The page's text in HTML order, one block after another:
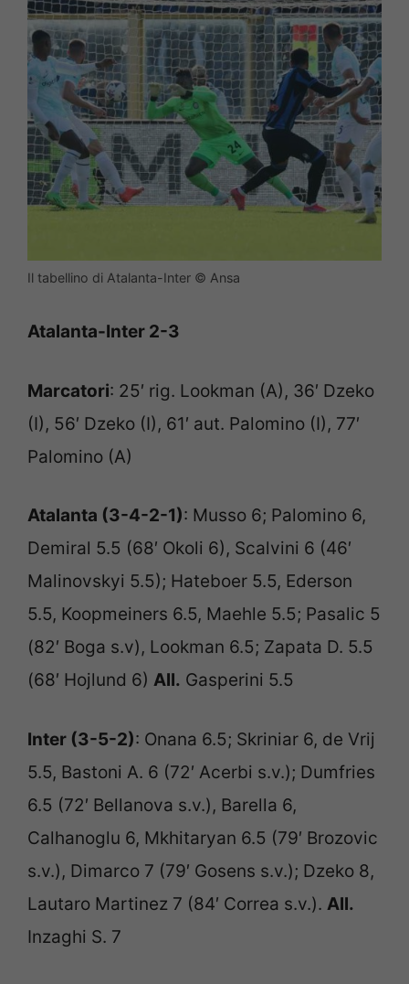
Il tabellino di Atalanta-Inter © Ansa
Atalanta-Inter 2-3
Marcatori: 25′ rig. Lookman (A), 36′ Dzeko
(I), 56′ Dzeko (I), 61′ aut. Palomino (I), 77′
Palomino (A)
Atalanta (3-4-2-1): Musso 6; Palomino 6,
Demiral 5.5 (68′ Okoli 6), Scalvini 6 (46′
Malinovskyi 5.5); Hateboer 5.5, Ederson
5.5, Koopmeiners 6.5, Maehle 5.5; Pasalic 5
(82′ Boga s.v), Lookman 6.5; Zapata D. 5.5
(68′ Hojlund 6) All. Gasperini 5.5
Inter (3-5-2): Onana 6.5; Skriniar 6, de Vrij
5.5, Bastoni A. 6 (72′ Acerbi s.v.); Dumfries
6.5 (72′ Bellanova s.v.), Barella 6,
Calhanoglu 6, Mkhitaryan 6.5 (79′ Brozovic
s.v.), Dimarco 7 (79′ Gosens s.v.); Dzeko 8,
Lautaro Martinez 7 (84′ Correa s.v.). All.
Inzaghi S. 7